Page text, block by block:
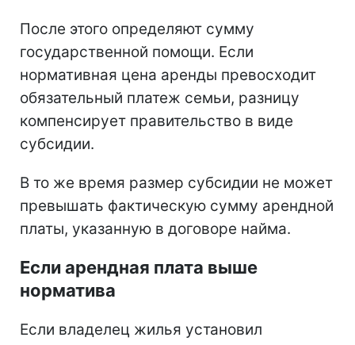
После этого определяют сумму
государственной помощи. Если
нормативная цена аренды превосходит
обязательный платеж семьи, разницу
компенсирует правительство в виде
субсидии.
В то же время размер субсидии не может
превышать фактическую сумму арендной
платы, указанную в договоре найма.
Если арендная плата выше
норматива
Если владелец жилья установил